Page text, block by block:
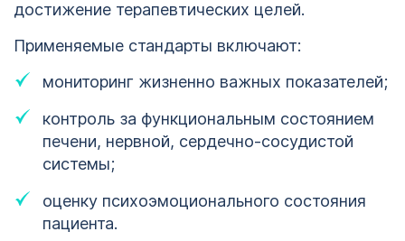
достижение терапевтических целей.
Применяемые стандарты включают:
мониторинг жизненно важных показателей;
контроль за функциональным состоянием
печени, нервной, сердечно-сосудистой
системы;
оценку психоэмоционального состояния
пациента.